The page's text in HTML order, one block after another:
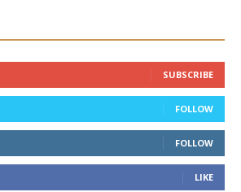
SUBSCRIBE
FOLLOW
FOLLOW
LIKE